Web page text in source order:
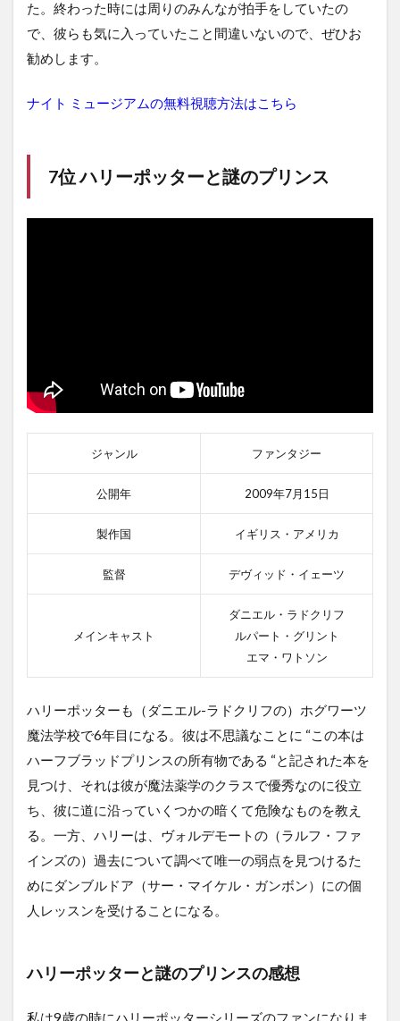
た。終わった時には周りのみんなが拍手をしていたの
で、彼らも気に入っていたこと間違いないので、ぜひお
勧めします。
ナイト ミュージアムの無料視聴方法はこちら
7位 ハリーポッターと謎のプリンス
ジャンル ファンタジー
公開年 2009年7月15日
製作国 イギリス・アメリカ
監督 デヴィッド・イェーツ
メインキャスト
ダニエル・ラドクリフ
ルパート・グリント
エマ・ワトソン
ハリーポッターも（ダニエル-ラドクリフの）ホグワーツ
魔法学校で6年目になる。彼は不思議なことに “この本は
ハーフブラッドプリンスの所有物である “と記された本を
見つけ、それは彼が魔法薬学のクラスで優秀なのに役立
ち、彼に道に沿っていくつかの暗くて危険なものを教え
る。一方、ハリーは、ヴォルデモートの（ラルフ・ファ
インズの）過去について調べて唯一の弱点を見つけるた
めにダンブルドア（サー・マイケル・ガンボン）にの個
人レッスンを受けることになる。
ハリーポッターと謎のプリンスの感想
私は9歳の時にハリーポッターシリーズのファンになりま